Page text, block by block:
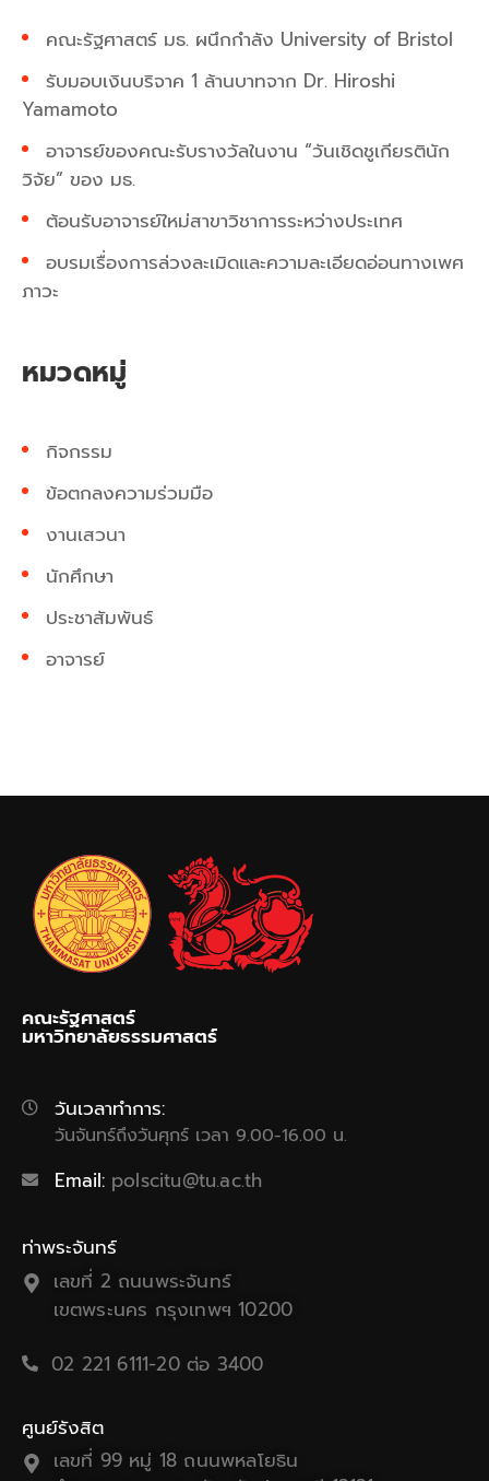
คณะรัฐศาสตร์ มธ. ผนึกกำลัง University of Bristol
รับมอบเงินบริจาค 1 ล้านบาทจาก Dr. Hiroshi
Yamamoto
อาจารย์ของคณะรับรางวัลในงาน “วันเชิดชูเกียรตินัก
วิจัย” ของ มธ.
ต้อนรับอาจารย์ใหม่สาขาวิชาการระหว่างประเทศ
อบรมเรื่องการล่วงละเมิดและความละเอียดอ่อนทางเพศ
ภาวะ
หมวดหมู่
กิจกรรม
ข้อตกลงความร่วมมือ
งานเสวนา
นักศึกษา
ประชาสัมพันธ์
อาจารย์
คณะรัฐศาสตร์
มหาวิทยาลัยธรรมศาสตร์
วันเวลาทำการ:
วันจันทร์ถึงวันศุกร์ เวลา 9.00-16.00 น.
Email: polscitu@tu.ac.th
ท่าพระจันทร์
เลขที่ 2 ถนนพระจันทร์
เขตพระนคร กรุงเทพฯ 10200
02 221 6111-20 ต่อ 3400
ศูนย์รังสิต
เลขที่ 99 หมู่ 18 ถนนพหลโยธิน